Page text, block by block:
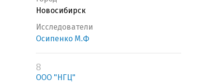
Новосибирск
Исследователи
Осипенко М.Ф
8
ООО "НГЦ"